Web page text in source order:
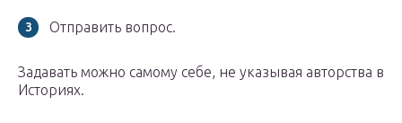
Отправить вопрос.
Задавать можно самому себе, не указывая авторства в
Историях.